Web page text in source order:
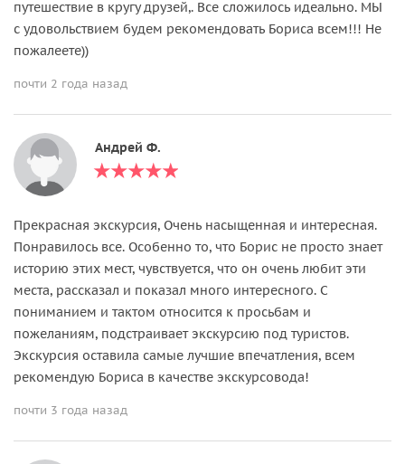
путешествие в кругу друзей,. Все сложилось идеально. МЫ
с удовольствием будем рекомендовать Бориса всем!!! Не
пожалеете))
почти 2 года назад
Андрей Ф.
Прекрасная экскурсия, Очень насыщенная и интересная.
Понравилось все. Особенно то, что Борис не просто знает
историю этих мест, чувствуется, что он очень любит эти
места, рассказал и показал много интересного. С
пониманием и тактом относится к просьбам и
пожеланиям, подстраивает экскурсию под туристов.
Экскурсия оставила самые лучшие впечатления, всем
рекомендую Бориса в качестве экскурсовода!
почти 3 года назад